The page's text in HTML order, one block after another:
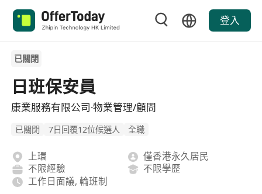
登入
已關閉
日班保安員
康業服務有限公司·物業管理/顧問
已關閉 7日回覆12位候選人 全職
上環
僅香港永久居民
不限經驗
不限學歷
工作日面議, 輪班制